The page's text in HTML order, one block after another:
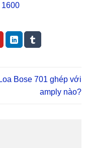
1600
Loa Bose 701 ghép với
amply nào?